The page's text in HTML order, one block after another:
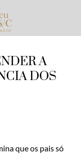
A
DOS
que os pais só